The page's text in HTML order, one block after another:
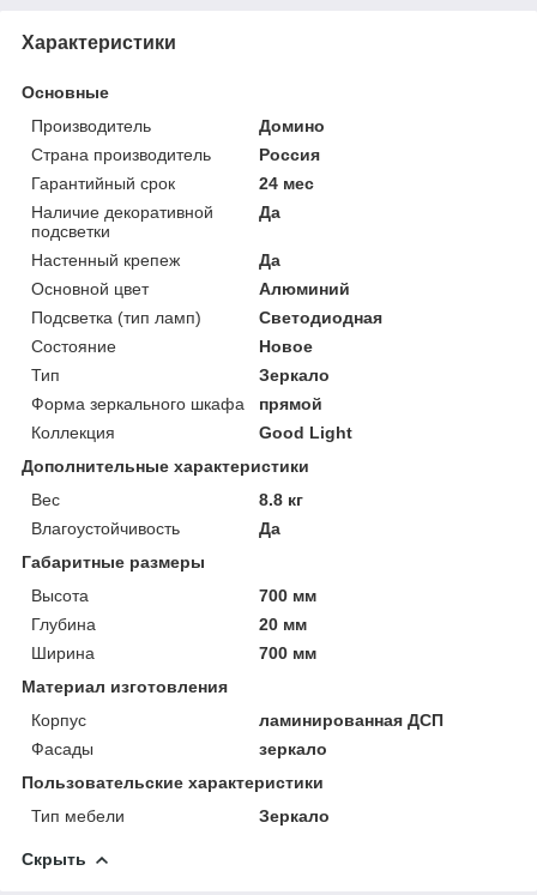
Характеристики
Основные
Производитель
Домино
Страна производитель
Россия
Гарантийный срок
24 мес
Наличие декоративной
подсветки
Да
Настенный крепеж
Да
Основной цвет
Алюминий
Подсветка (тип ламп)
Светодиодная
Состояние
Новое
Тип
Зеркало
Форма зеркального шкафа
прямой
Коллекция
Good Light
Дополнительные характеристики
Вес
8.8 кг
Влагоустойчивость
Да
Габаритные размеры
Высота
700 мм
Глубина
20 мм
Ширина
700 мм
Материал изготовления
Корпус
ламинированная ДСП
Фасады
зеркало
Пользовательские характеристики
Тип мебели
Зеркало
Скрыть